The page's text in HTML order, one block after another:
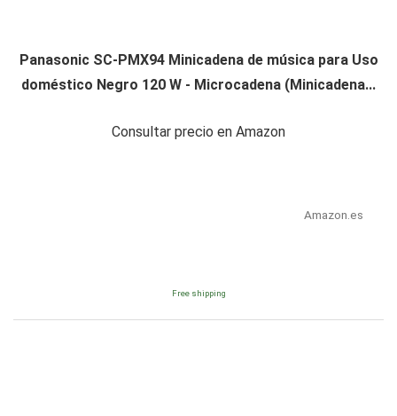
Panasonic SC-PMX94 Minicadena de música para Uso
doméstico Negro 120 W - Microcadena (Minicadena...
Consultar precio en Amazon
Amazon.es
Free shipping